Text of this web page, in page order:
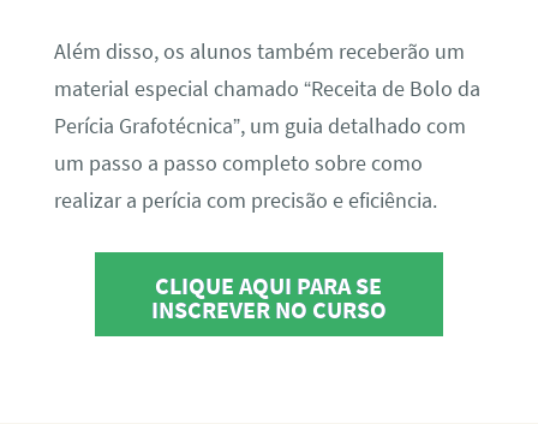
Além disso, os alunos também receberão um
material especial chamado “Receita de Bolo da
Perícia Grafotécnica”, um guia detalhado com
um passo a passo completo sobre como
realizar a perícia com precisão e eficiência.
CLIQUE AQUI PARA SE
INSCREVER NO CURSO